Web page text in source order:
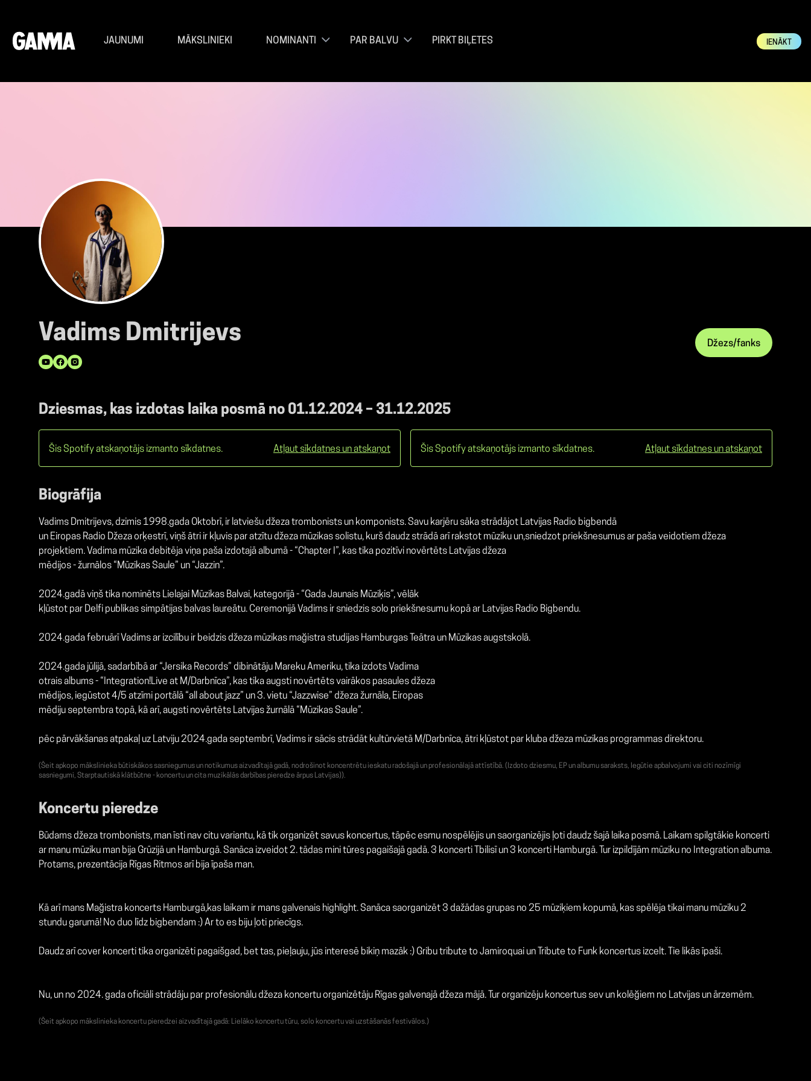
JAUNUMI MĀKSLINIEKI NOMINANTI PAR BALVU PIRKT BIĻETES IENĀKT
Vadims Dmitrijevs Džezs/fanks
Dziesmas, kas izdotas laika posmā no 01.12.2024 – 31.12.2025
Šis Spotify atskaņotājs izmanto sīkdatnes. Atļaut sīkdatnes un atskaņot Šis Spotify atskaņotājs izmanto sīkdatnes. Atļaut sīkdatnes un atskaņot
Biogrāfija
Vadims Dmitrijevs, dzimis 1998.gada Oktobrī, ir latviešu džeza trombonists un komponists. Savu karjēru sāka strādājot Latvijas Radio bigbendā
un Eiropas Radio Džeza orķestrī, viņš ātri ir kļuvis par atzītu džeza mūzikas solistu, kurš daudz strādā arī rakstot mūziku un,sniedzot priekšnesumus ar paša veidotiem džeza
projektiem. Vadima mūzika debitēja viņa paša izdotajā albumā - “Chapter I”, kas tika pozitīvi novērtēts Latvijas džeza
mēdijos - žurnālos “Mūzikas Saule” un “Jazzin”.
2024.gadā viņš tika nominēts Lielajai Mūzikas Balvai, kategorijā - “Gada Jaunais Mūziķis”, vēlāk
kļūstot par Delfi publikas simpātijas balvas laureātu. Ceremonijā Vadims ir sniedzis solo priekšnesumu kopā ar Latvijas Radio Bigbendu.
2024.gada februārī Vadims ar izcilību ir beidzis džeza mūzikas mağistra studijas Hamburgas Teātra un Mūzikas augstskolā.
2024.gada jūlijā, sadarbībā ar “Jersika Records” dibinātāju Mareku Ameriku, tika izdots Vadima
otrais albums - “Integration!Live at M/Darbnīca”, kas tika augsti novērtēts vairākos pasaules džeza
mēdijos, iegūstot 4/5 atzīmi portālā “all about jazz” un 3. vietu “Jazzwise” džeza žurnāla, Eiropas
mēdiju septembra topā, kā arī, augsti novērtēts Latvijas žurnālā “Mūzikas Saule”.
pēc pārvākšanas atpakaļ uz Latviju 2024.gada septembrī, Vadims ir sācis strādāt kultūrvietā M/Darbnīca, ātri kļūstot par kluba džeza mūzikas programmas direktoru.
(Šeit apkopo mākslinieka būtiskākos sasniegumus un notikumus aizvadītajā gadā, nodrošinot koncentrētu ieskatu radošajā un profesionālajā attīstībā. (Izdoto dziesmu, EP un albumu saraksts, Iegūtie apbalvojumi vai citi nozīmīgi
sasniegumi, Starptautiskā klātbūtne - koncertu un cita muzikālās darbības pieredze ārpus Latvijas)).
Koncertu pieredze
Būdams džeza trombonists, man īsti nav citu variantu, kā tik organizēt savus koncertus, tāpēc esmu nospēlējis un saorganizējis ļoti daudz šajā laika posmā. Laikam spilgtākie koncerti
ar manu mūziku man bija Grūzijā un Hamburgā. Sanāca izveidot 2. tādas mini tūres pagaišajā gadā. 3 koncerti Tbilisī un 3 koncerti Hamburgā. Tur izpildījām mūziku no Integration albuma.
Protams, prezentācija Rīgas Ritmos arī bija īpaša man.
Kā arī mans Mağistra koncerts Hamburgā,kas laikam ir mans galvenais highlight. Sanāca saorganizēt 3 dažādas grupas no 25 mūziķiem kopumā, kas spēlēja tikai manu mūziku 2
stundu garumā! No duo līdz bigbendam :) Ar to es biju ļoti priecīgs.
Daudz arī cover koncerti tika organizēti pagaišgad, bet tas, pieļauju, jūs interesē bikiņ mazāk :) Gribu tribute to Jamiroquai un Tribute to Funk koncertus izcelt. Tie likās īpaši.
Nu, un no 2024. gada oficiāli strādāju par profesionālu džeza koncertu organizētāju Rīgas galvenajā džeza mājā. Tur organizēju koncertus sev un kolēğiem no Latvijas un ārzemēm.
(Šeit apkopo mākslinieka koncertu pieredzei aizvadītajā gadā: Lielāko koncertu tūru, solo koncertu vai uzstāšanās festivālos.)